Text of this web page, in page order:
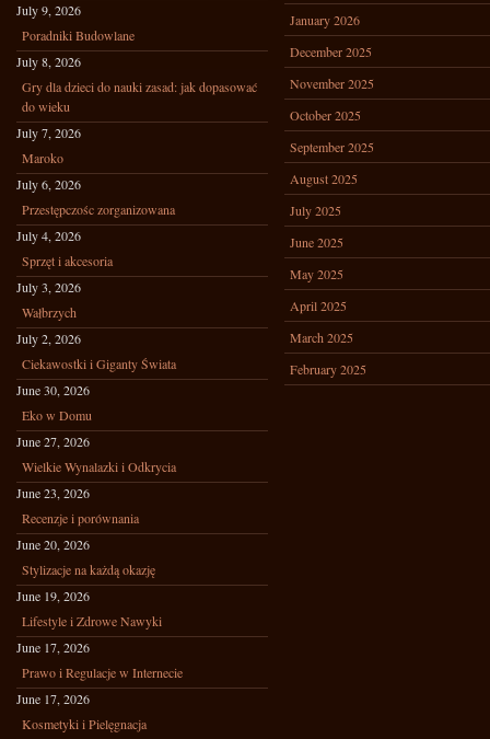
July 9, 2026
Poradniki Budowlane
July 8, 2026
Gry dla dzieci do nauki zasad: jak dopasować
do wieku
July 7, 2026
Maroko
July 6, 2026
Przestępczośc zorganizowana
July 4, 2026
Sprzęt i akcesoria
July 3, 2026
Wałbrzych
July 2, 2026
Ciekawostki i Giganty Świata
June 30, 2026
Eko w Domu
June 27, 2026
Wielkie Wynalazki i Odkrycia
June 23, 2026
Recenzje i porównania
June 20, 2026
Stylizacje na każdą okazję
June 19, 2026
Lifestyle i Zdrowe Nawyki
June 17, 2026
Prawo i Regulacje w Internecie
June 17, 2026
Kosmetyki i Pielęgnacja
January 2026
December 2025
November 2025
October 2025
September 2025
August 2025
July 2025
June 2025
May 2025
April 2025
March 2025
February 2025